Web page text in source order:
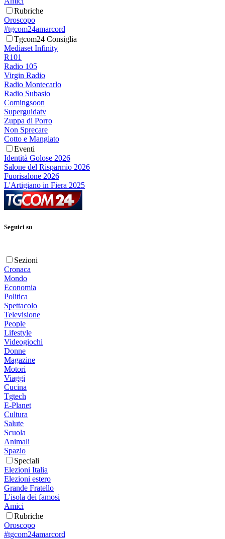
Rubriche
Oroscopo
#tgcom24amarcord
Tgcom24 Consiglia
Mediaset Infinity
R101
Radio 105
Virgin Radio
Radio Montecarlo
Radio Subasio
Comingsoon
Superguidatv
Zuppa di Porro
Non Sprecare
Cotto e Mangiato
Eventi
Identità Golose 2026
Salone del Risparmio 2026
Fuorisalone 2026
L'Artigiano in Fiera 2025
Seguici su
Sezioni
Cronaca
Mondo
Economia
Politica
Spettacolo
Televisione
People
Lifestyle
Videogiochi
Donne
Magazine
Motori
Viaggi
Cucina
Tgtech
E-Planet
Cultura
Salute
Scuola
Animali
Spazio
Speciali
Elezioni Italia
Elezioni estero
Grande Fratello
L'isola dei famosi
Amici
Rubriche
Oroscopo
#tgcom24amarcord